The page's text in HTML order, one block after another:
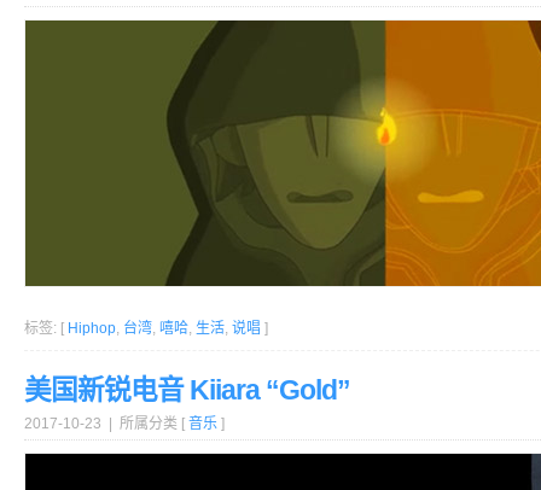
标签: [ Hiphop, 台湾, 嘻哈, 生活, 说唱 ]
美国新锐电音 Kiiara “Gold”
2017-10-23 | 所属分类 [ 音乐 ]